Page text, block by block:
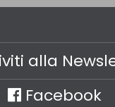
alla
Facebook